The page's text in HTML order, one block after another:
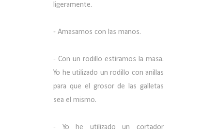
ligeramente.
- Amasamos con las manos.
- Con un rodillo estiramos la masa.
Yo he utilizado un rodillo con anillas
para que el grosor de las galletas
sea el mismo.
- Yo he utilizado un cortador